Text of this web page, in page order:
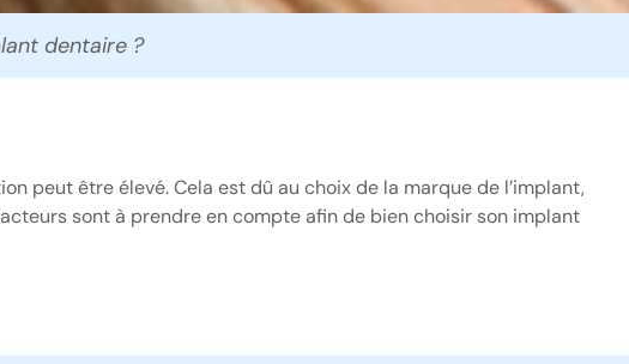
dentaire ?
peut être élevé. Cela est dû au choix de la marque de l’implant,
sont à prendre en compte afin de bien choisir son implant